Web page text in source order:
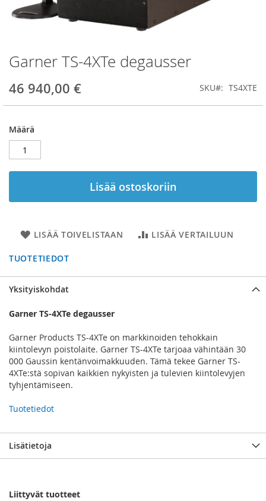
Garner TS-4XTe degausser
46 940,00 € SKU TS4XTE
Määrä
Lisää ostoskoriin
LISÄÄ TOIVELISTAAN LISÄÄ VERTAILUUN
TUOTETIEDOT
Skip
to
the
beginning
of
images
gallery
Yksityiskohdat
Garner TS-4XTe degausser
Garner Products TS-4XTe on markkinoiden tehokkain
kiintolevyn poistolaite. Garner TS-4XTe tarjoaa vähintään 30
000 Gaussin kentänvoimakkuuden. Tämä tekee Garner TS-
4XTe:stä sopivan kaikkien nykyisten ja tulevien kiintolevyjen
tyhjentämiseen.
Tuotetiedot
Lisätietoja
Liittyvät tuotteet